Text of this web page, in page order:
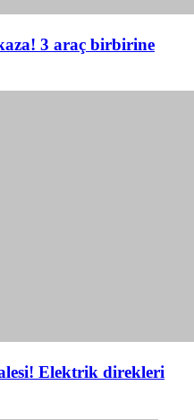
3 araç birbirine
Elektrik direkleri